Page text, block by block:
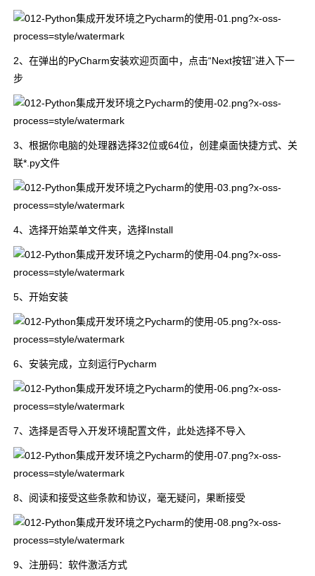
2、在弹出的PyCharm安装欢迎页面中，点击“Next按钮”进入下一
步
3、根据你电脑的处理器选择32位或64位，创建桌面快捷方式、关
联*.py文件
4、选择开始菜单文件夹，选择Install
5、开始安装
6、安装完成，立刻运行Pycharm
7、选择是否导入开发环境配置文件，此处选择不导入
8、阅读和接受这些条款和协议，毫无疑问，果断接受
9、注册码：软件激活方式